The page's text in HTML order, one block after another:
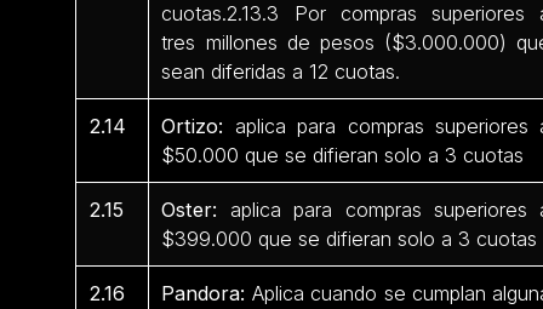
cuotas.2.13.3 Por compras superiores
tres millones de pesos ($3.000.000)
sean diferidas a 12 cuotas.
2.14 Ortizo: aplica para compras superiores
$50.000 que se difieran solo a 3 cuotas
2.15 Oster: aplica para compras superiores
$399.000 que se difieran solo a 3 cuotas
2.16 Pandora: Aplica cuando se cumplan